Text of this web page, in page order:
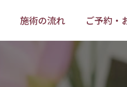
施術の流れ ご予約・
施術の流れ ご予約・